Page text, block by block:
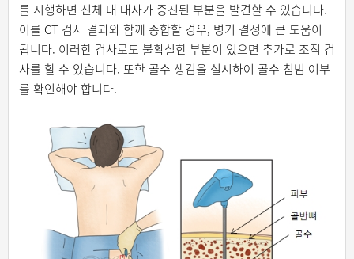
를 시행하면 신체 내 대사가 증진된 부분을 발견할 수 있습니다.
이를 CT 검사 결과와 함께 종합할 경우, 병기 결정에 큰 도움이
됩니다. 이러한 검사로도 불확실한 부분이 있으면 추가로 조직 검
사를 할 수 있습니다. 또한 골수 생검을 실시하여 골수 침범 여부
를 확인해야 합니다.